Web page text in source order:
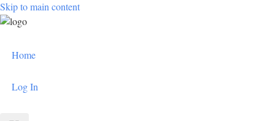
Skip to main content
User
menu
Home
Log In